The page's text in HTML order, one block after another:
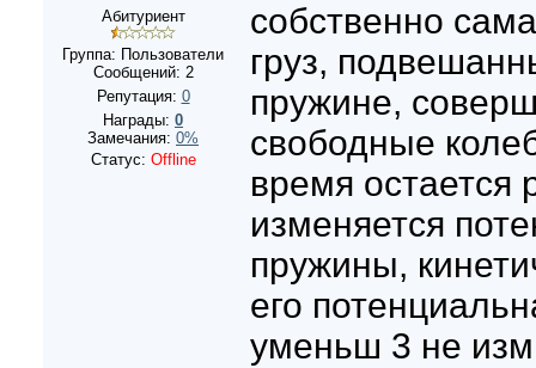
Абитуриент
Группа: Пользователи
Сообщений: 2
Репутация: 0
Награды: 0
Замечания: 0%
Статус: Offline
собственно
груз,
пружине,
свободные
время остается
изменяется
пружины,
его
уменьш 3 не